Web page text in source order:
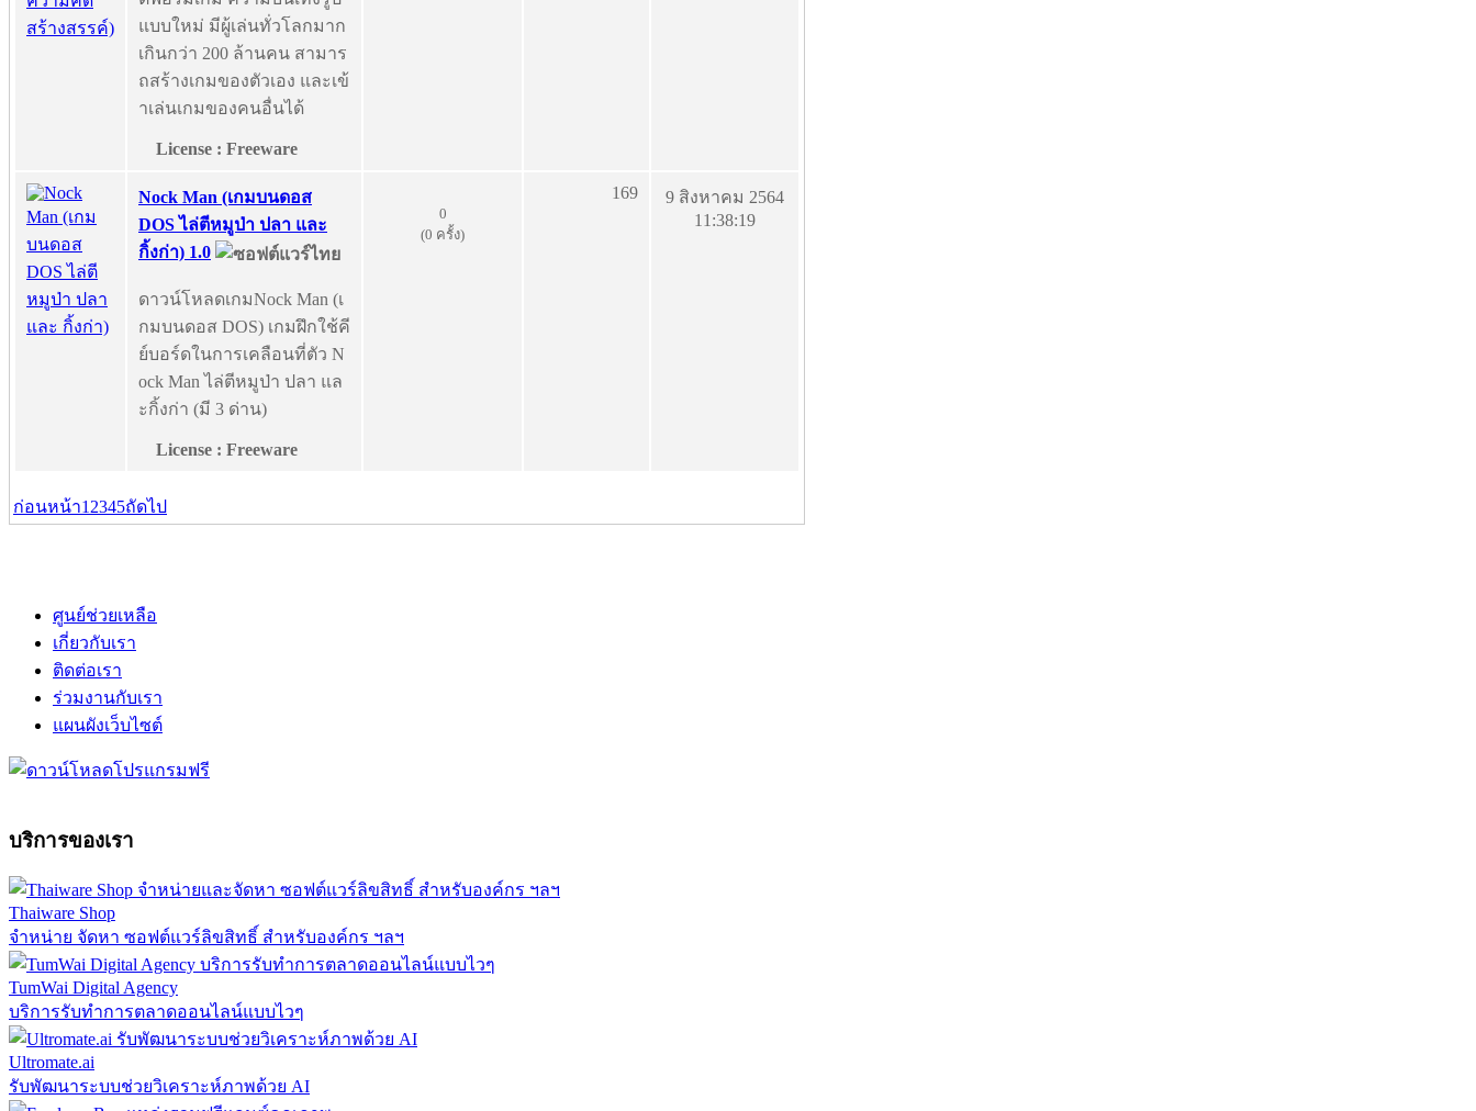
แบบใหม่ มีผู้เล่นทั่วโลกมาก
เกินกว่า 200 ล้านคน สามาร
ถสร้างเกมของตัวเอง และเข้
าเล่นเกมของคนอื่นได้
License : Freeware
Nock Man (เกมบนดอส
DOS ไล่ตีหมูป่า ปลา และ
กิ้งก่า) 1.0
ดาวน์โหลดเกมNock Man (เ
กมบนดอส DOS) เกมฝึกใช้คี
ย์บอร์ดในการเคลือนที่ตัว N
ock Man ไล่ตีหมูป่า ปลา แล
ะกิ้งก่า (มี 3 ด่าน)
License : Freeware
0
(0 ครั้ง)
169
9 สิงหาคม 2564
11:38:19
ก่อนหน้า1 2345ถัดไป
ศูนย์ช่วยเหลือ
เกี่ยวกับเรา
ติดต่อเรา
ร่วมงานกับเรา
แผนผังเว็บไซต์
บริการของเรา
Thaiware Shop
จำหน่าย จัดหา ซอฟต์แวร์ลิขสิทธิ์ สำหรับองค์กร ฯลฯ
TumWai Digital Agency
บริการรับทำการตลาดออนไลน์แบบไวๆ
Ultromate.ai
รับพัฒนาระบบช่วยวิเคราะห์ภาพด้วย AI